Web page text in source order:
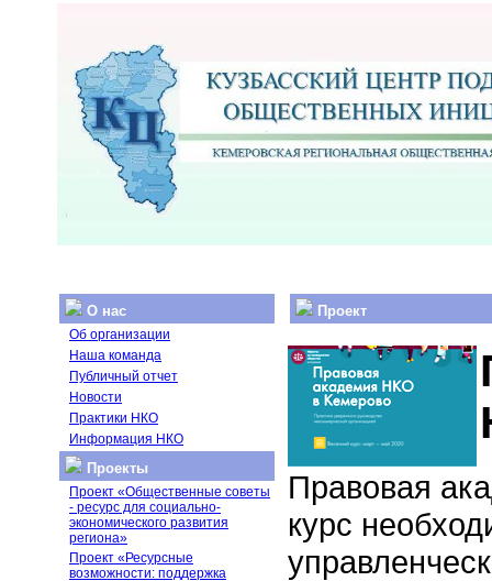
О нас
Об организации
Наша команда
Публичный отчет
Новости
Практики НКО
Информация НКО
Проекты
Проект «Общественные советы
- ресурс для социально-
экономического развития
региона»
Проект «Ресурсные
возможности: поддержка
Проект
Правовая
курс